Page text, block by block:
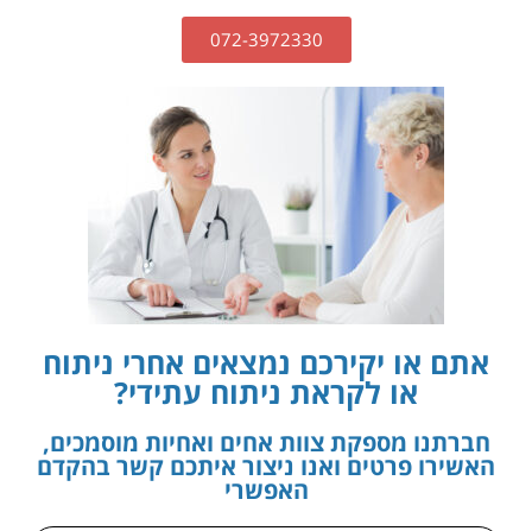
072-3972330
אתם או יקירכם נמצאים אחרי ניתוח
או לקראת ניתוח עתידי?
חברתנו מספקת צוות אחים ואחיות מוסמכים,
האשירו פרטים ואנו ניצור איתכם קשר בהקדם
האפשרי